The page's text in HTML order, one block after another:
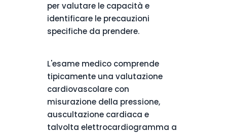
per valutare le capacità e
identificare le precauzioni
specifiche da prendere.
L'esame medico comprende
tipicamente una valutazione
cardiovascolare con
misurazione della pressione,
auscultazione cardiaca e
talvolta elettrocardiogramma a